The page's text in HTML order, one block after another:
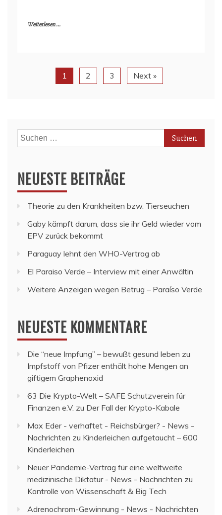
Weiterlesen ...
1 2 3 Next »
Suchen
nach:
NEUESTE BEITRÄGE
Theorie zu den Krankheiten bzw. Tierseuchen
Gaby kämpft darum, dass sie ihr Geld wieder vom
EPV zurück bekommt
Paraguay lehnt den WHO-Vertrag ab
El Paraiso Verde – Interview mit einer Anwältin
Weitere Anzeigen wegen Betrug – Paraíso Verde
NEUESTE KOMMENTARE
Die “neue Impfung” – bewußt gesund leben zu
Impfstoff von Pfizer enthält hohe Mengen an
giftigem Graphenoxid
63 Die Krypto-Welt – SAFE Schutzverein für
Finanzen e.V. zu Der Fall der Krypto-Kabale
Max Eder - verhaftet - Reichsbürger? - News -
Nachrichten zu Kinderleichen aufgetaucht – 600
Kinderleichen
Neuer Pandemie-Vertrag für eine weltweite
medizinische Diktatur - News - Nachrichten zu
Kontrolle von Wissenschaft & Big Tech
Adrenochrom-Gewinnung - News - Nachrichten